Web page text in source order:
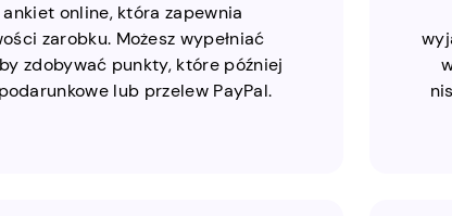
online, która zapewnia
zarobku. Możesz wypełniać
zdobywać punkty, które później
lub przelew PayPal.